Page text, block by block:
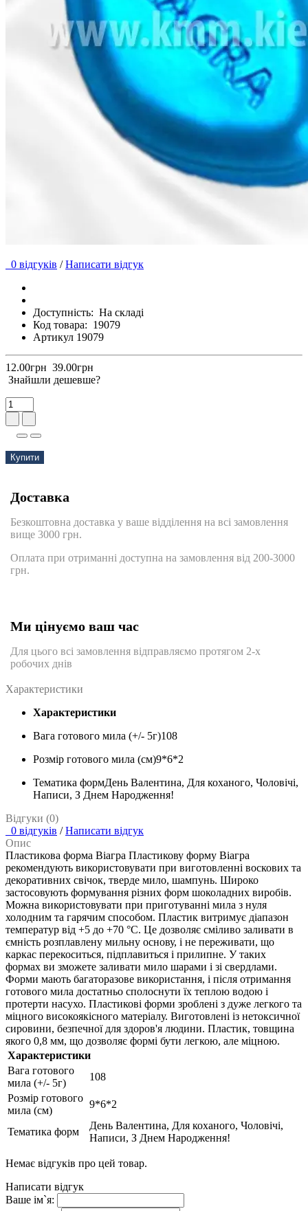
0 відгуків / Написати відгук
Доступність: На складі
Код товара: 19079
Артикул 19079
12.00грн 39.00грн
Знайшли дешевше?
Купити
Доставка
Безкоштовна доставка у ваше відділення на всі замовлення
вище 3000 грн.
Оплата при отриманні доступна на замовлення від 200-3000
грн.
Ми цінуємо ваш час
Для цього всі замовлення відправляємо протягом 2-х
робочих днів
Характеристики
Характеристики
Вага готового мила (+/- 5г)108
Розмір готового мила (см)9*6*2
Тематика формДень Валентина, Для коханого, Чоловічі,
Написи, З Днем Народження!
Відгуки (0)
0 відгуків / Написати відгук
Опис
Пластикова форма Віагра Пластикову форму Віагра
рекомендують використовувати при виготовленні воскових та
декоративних свічок, тверде мило, шампунь. Широко
застосовують формування різних форм шоколадних виробів.
Можна використовувати при приготуванні мила з нуля
холодним та гарячим способом. Пластик витримує діапазон
температур від +5 до +70 °С. Це дозволяє сміливо заливати в
ємність розплавлену мильну основу, і не переживати, що
каркас перекоситься, підплавиться і прилипне. У таких
формах ви зможете заливати мило шарами і зі свердлами.
Форми мають багаторазове використання, і після отримання
готового мила достатньо сполоснути їх теплою водою і
протерти насухо. Пластикові форми зроблені з дуже легкого та
міцного високоякісного матеріалу. Виготовлені із нетоксичної
сировини, безпечної для здоров'я людини. Пластик, товщина
якого 0,8 мм, що дозволяє формі бути легкою, але міцною.
Характеристики
Вага готового
мила (+/- 5г)
108
Розмір готового
мила (см)
9*6*2
Тематика форм
День Валентина, Для коханого, Чоловічі,
Написи, З Днем Народження!
Немає відгуків про цей товар.
Написати відгук
Ваше ім`я: